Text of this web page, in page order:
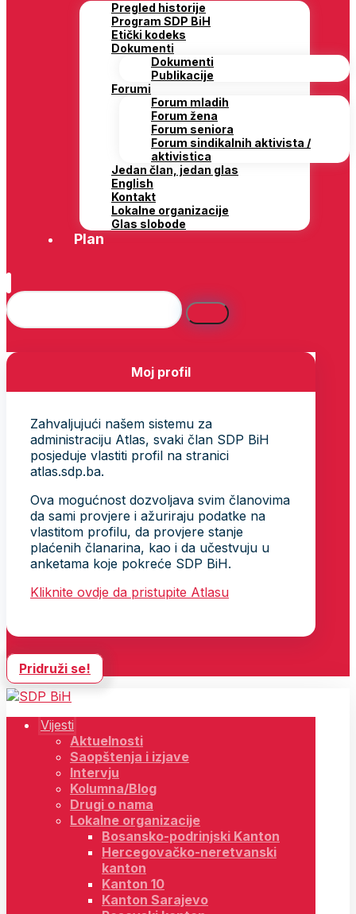
Pregled historije
Program SDP BiH
Etički kodeks
Dokumenti
Dokumenti
Publikacije
Forumi
Forum mladih
Forum žena
Forum seniora
Forum sindikalnih aktivista /
aktivistica
Jedan član, jedan glas
English
Kontakt
Lokalne organizacije
Glas slobode
Plan
Moj profil
Zahvaljujući našem sistemu za
administraciju Atlas, svaki član SDP BiH
posjeduje vlastiti profil na stranici
atlas.sdp.ba.
Ova mogućnost dozvoljava svim članovima
da sami provjere i ažuriraju podatke na
vlastitom profilu, da provjere stanje
plaćenih članarina, kao i da učestvuju u
anketama koje pokreće SDP BiH.
Kliknite ovdje da pristupite Atlasu
Pridruži se!
Vijesti
Aktuelnosti
Saopštenja i izjave
Intervju
Kolumna/Blog
Drugi o nama
Lokalne organizacije
Bosansko-podrinjski Kanton
Hercegovačko-neretvanski
kanton
Kanton 10
Kanton Sarajevo